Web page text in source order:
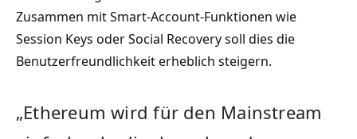
Zusammen mit Smart-Account-Funktionen wie
Session Keys oder Social Recovery soll dies die
Benutzerfreundlichkeit erheblich steigern.
„Ethereum wird für den Mainstream